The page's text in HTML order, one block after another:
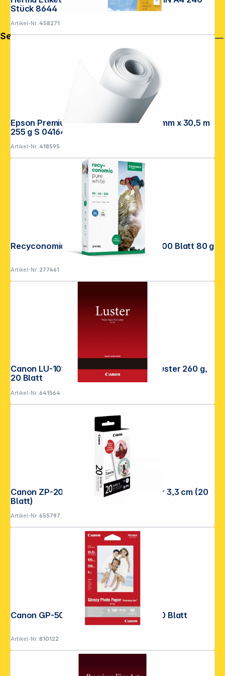
Stück 8644
Artikel-Nr.:458271
Epson Premium Semigloss Photo 1118 mm x 30,5 m
255 g S 041643
Artikel-Nr.:418595
Recyconomic Pure White ISO 90 A 4 500 Blatt 80 g
Artikel-Nr.:277461
Canon LU-101 A 3+ Photo Paper Pro Luster 260 g,
20 Blatt
Artikel-Nr.:641564
Canon ZP-2030-2C ZINK Circle Sticker 3,3 cm (20
Blatt)
Artikel-Nr.:655797
Canon GP-501 10x15, glossy 200 g, 100 Blatt
Artikel-Nr.:810122
Service